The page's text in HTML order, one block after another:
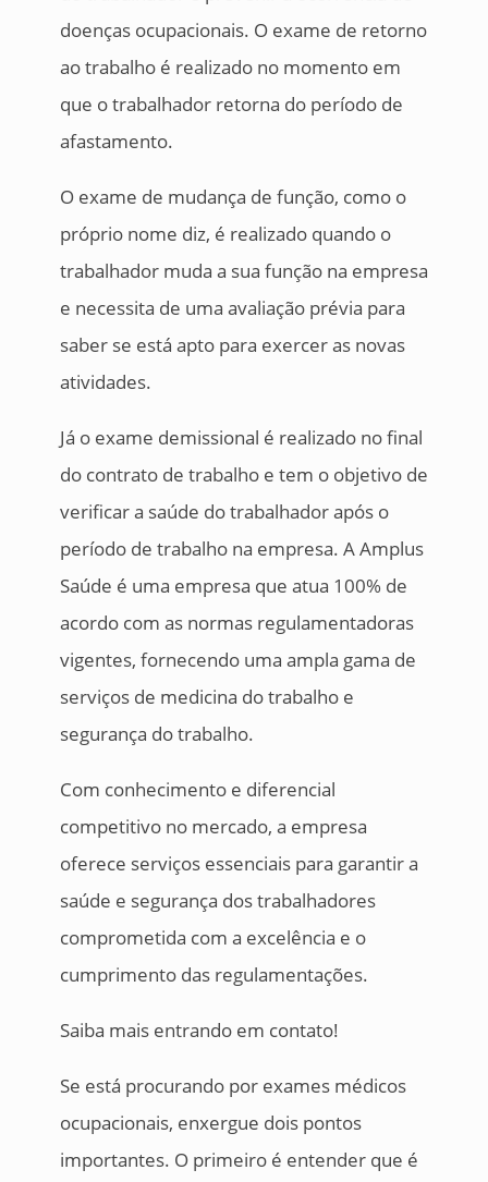
doenças ocupacionais. O exame de retorno
ao trabalho é realizado no momento em
que o trabalhador retorna do período de
afastamento.
O exame de mudança de função, como o
próprio nome diz, é realizado quando o
trabalhador muda a sua função na empresa
e necessita de uma avaliação prévia para
saber se está apto para exercer as novas
atividades.
Já o exame demissional é realizado no final
do contrato de trabalho e tem o objetivo de
verificar a saúde do trabalhador após o
período de trabalho na empresa. A Amplus
Saúde é uma empresa que atua 100% de
acordo com as normas regulamentadoras
vigentes, fornecendo uma ampla gama de
serviços de medicina do trabalho e
segurança do trabalho.
Com conhecimento e diferencial
competitivo no mercado, a empresa
oferece serviços essenciais para garantir a
saúde e segurança dos trabalhadores
comprometida com a excelência e o
cumprimento das regulamentações.
Saiba mais entrando em contato!
Se está procurando por exames médicos
ocupacionais, enxergue dois pontos
importantes. O primeiro é entender que é